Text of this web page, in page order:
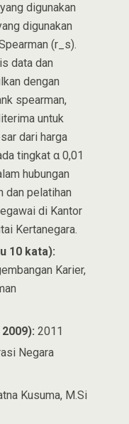
digunakan
digunakan
(r_s).
data dan
dengan
spearman,
untuk
dari harga
tingkat α 0,01
hubungan
dan pelatihan
di Kantor
Kertanegara.
10 kata):
Karier,
2011
Negara
Kusuma, M.Si